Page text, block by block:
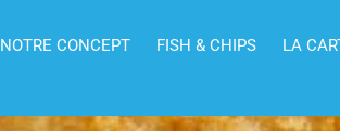
NOTRE CONCEPT FISH & CHIPS LA